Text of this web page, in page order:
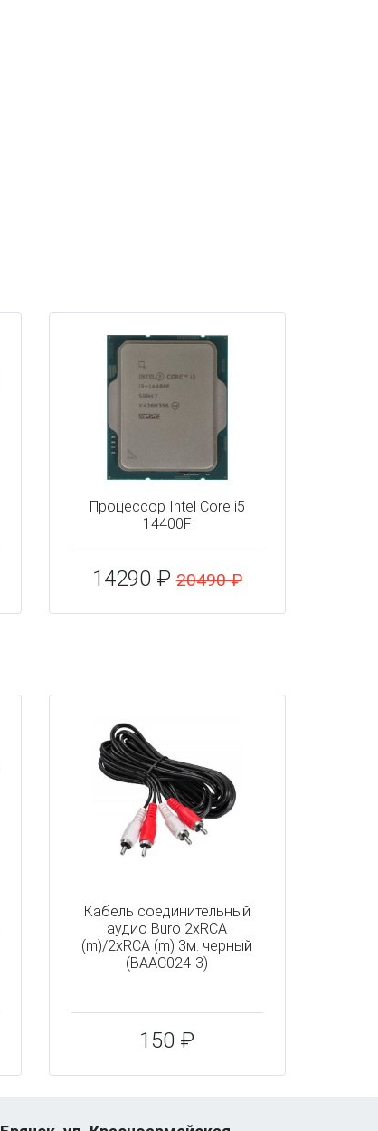
Процессор Intel Core i5
14400F
14290 ₽20490 ₽
Кабель соединительный
аудио Buro 2хRCA
(m)/2хRCA (m) 3м. черный
(BAAC024-3)
150 ₽